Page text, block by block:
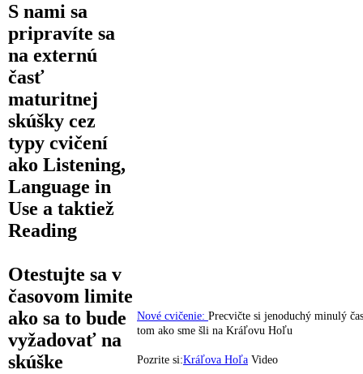
S nami sa
pripravíte sa
na externú
časť
maturitnej
skúšky cez
typy cvičení
ako Listening,
Language in
Use a taktiež
Reading
Otestujte sa v
časovom limite
ako sa to bude
vyžadovať na
skúške
Nové cvičenie: Precvičte si jenoduchý minulý
tom ako sme šli na Kráľovu Hoľu
Pozrite si:Kráľova Hoľa Video